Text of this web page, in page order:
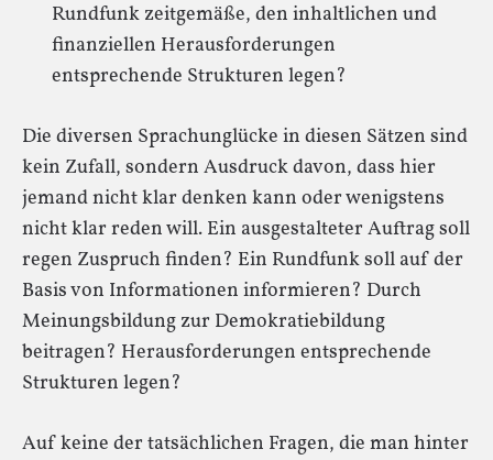
Rundfunk zeitgemäße, den inhaltlichen und
finanziellen Herausforderungen
entsprechende Strukturen legen?
Die diversen Sprachunglücke in diesen Sätzen sind
kein Zufall, sondern Ausdruck davon, dass hier
jemand nicht klar denken kann oder wenigstens
nicht klar reden will. Ein ausgestalteter Auftrag soll
regen Zuspruch finden? Ein Rundfunk soll auf der
Basis von Informationen informieren? Durch
Meinungsbildung zur Demokratiebildung
beitragen? Herausforderungen entsprechende
Strukturen legen?
Auf keine der tatsächlichen Fragen, die man hinter